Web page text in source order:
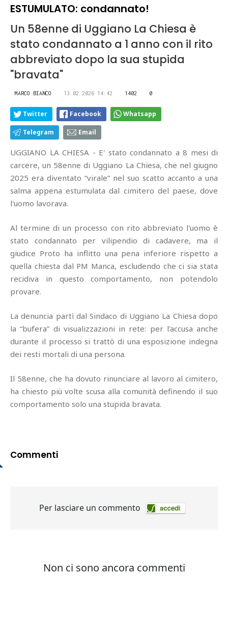
ESTUMULATO: condannato!
Un 58enne di Uggiano La Chiesa è
stato condannato a 1 anno con il rito
abbreviato dopo la sua stupida
"bravata"
MARCO BIANCO 13.02.2026 14:42 1402 0
Twitter Facebook Whatsapp
Telegram Email
UGGIANO LA CHIESA - E' stato condannato a 8 mesi di
carcere, un 58enne di Uggiano La Chiesa, che nel giugno
2025 era diventato “virale” nel suo scatto accanto a una
salma appena estumulata dal cimitero del paese, dove
l'uomo lavorava.
Al termine di un processo con rito abbreviato l'uomo è
stato condannato per vilipendio di cadavere, ma il
giudice Proto ha inflitto una pena inferiore rispetto a
quella chiesta dal PM Manca, escludendo che ci sia stata
recidiva in questo comportamento, non potendolo
provare.
La denuncia partì dal Sindaco di Uggiano La Chiesa dopo
la “bufera” di visualizzazioni in rete: per l'accusa anche
durante il processo si trattò di una esposizione indegna
dei resti mortali di una persona.
Il 58enne, che ha dovuto rinunciare al lavoro al cimitero,
ha chiesto più volte scusa alla comunità definendo il suo
comportamento solo una stupida bravata.
Commenti